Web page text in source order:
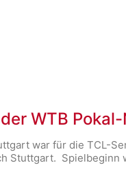
WTB
war für die TCL-
Stuttgart. Spielbeginn